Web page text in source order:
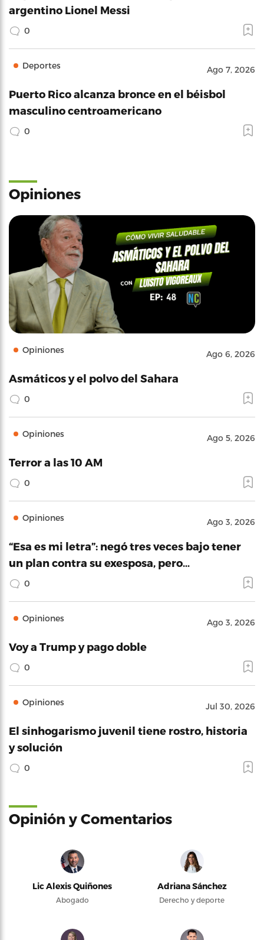
argentino Lionel Messi
0
Deportes Ago 7, 2026
Puerto Rico alcanza bronce en el béisbol
masculino centroamericano
0
Opiniones
Opiniones Ago 6, 2026
Asmáticos y el polvo del Sahara
0
Opiniones Ago 5, 2026
Terror a las 10 AM
0
Opiniones Ago 3, 2026
“Esa es mi letra”: negó tres veces bajo tener
un plan contra su exesposa, pero…
0
Opiniones Ago 3, 2026
Voy a Trump y pago doble
0
Opiniones Jul 30, 2026
El sinhogarismo juvenil tiene rostro, historia
y solución
0
Opinión y Comentarios
Lic Alexis Quiñones
Abogado
Adriana Sánchez
Derecho y deporte